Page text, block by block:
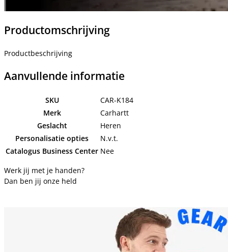
Productomschrijving
Productbeschrijving
Aanvullende informatie
SKU
CAR-K184
Merk
Carhartt
Geslacht
Heren
Personalisatie opties
N.v.t.
Catalogus Business Center Nee
Werk jij met je handen?
Dan ben jij onze held